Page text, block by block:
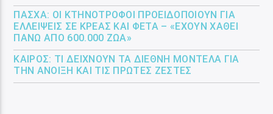
ΠΆΣΧΑ: ΟΙ ΚΤΗΝΟΤΡΌΦΟΙ ΠΡΟΕΙΔΟΠΟΙΟΎΝ ΓΙΑ
ΕΛΛΕΊΨΕΙΣ ΣΕ ΚΡΈΑΣ ΚΑΙ ΦΈΤΑ – «ΈΧΟΥΝ ΧΑΘΕΊ
ΠΆΝΩ ΑΠΌ 600.000 ΖΏΑ»
ΚΑΙΡΌΣ: ΤΙ ΔΕΊΧΝΟΥΝ ΤΑ ΔΙΕΘΝΉ ΜΟΝΤΈΛΑ ΓΙΑ
ΤΗΝ ΆΝΟΙΞΗ ΚΑΙ ΤΙΣ ΠΡΏΤΕΣ ΖΈΣΤΕΣ